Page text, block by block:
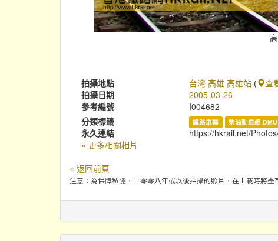
拍攝地點 台灣 高雄 高雄站 ( 查
拍攝日期
2005-03-26
參考編號
I004682
分類標籤
鐵路車輛 柴油動車組 DMU
永久連結
https://hkrail.net/
» 更多相關相片
« 返回前頁
注意：為保障私隱，二零零八年或以後拍攝的照片，在上載時將盡